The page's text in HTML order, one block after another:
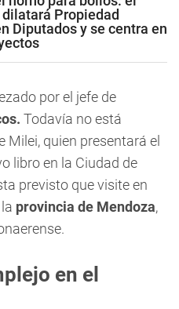
Propiedad
Diputados y se centra en
por el jefe de
Todavía no está
quien presentará el
libro en la Ciudad de
previsto que visite en
la provincia de Mendoza,
en el